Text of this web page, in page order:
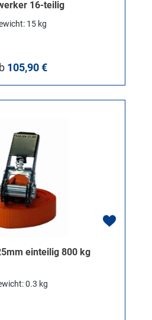
16-teilig
15 kg
Preis:
105,90 €
einteilig 800 kg
0.3 kg